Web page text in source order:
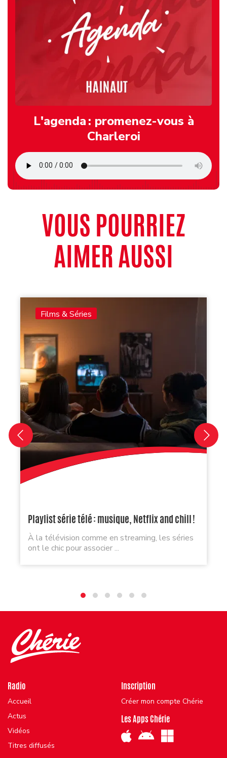
L'agenda : promenez-vous à
Charleroi
VOUS POURRIEZ
AIMER AUSSI
Films & Séries
Playlist série télé : musique, Netflix and chill !
À la télévision comme en streaming, les séries
ont le chic pour associer ...
Radio
Accueil
Actus
Vidéos
Titres diffusés
Inscription
Créer mon compte Chérie
Les Apps Chérie